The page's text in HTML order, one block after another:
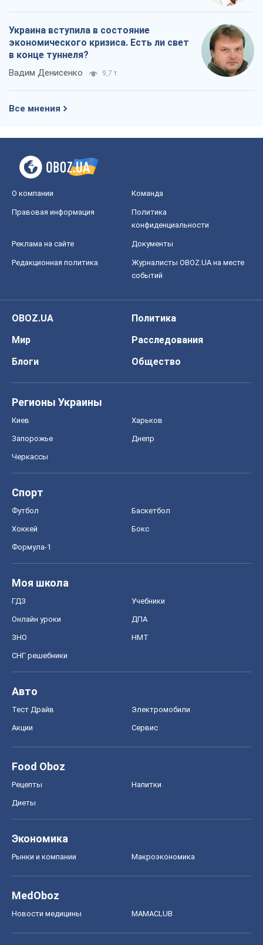
Украина вступила в состояние
экономического кризиса. Есть ли свет
в конце туннеля?
Вадим Денисенко 9,7 т.
Все мнения
О компании Команда
Правовая информация
Политика
конфиденциальности
Реклама на сайте Документы
Редакционная политика
Журналисты OBOZ.UA на месте
событий
OBOZ.UA
Политика
Мир
Расследования
Блоги
Общество
Регионы Украины
Киев Харьков
Запорожье Днепр
Черкассы
Спорт
Футбол Баскетбол
Хоккей Бокс
Формула-1
Моя школа
ГДЗ Учебники
Онлайн уроки ДПА
ЗНО НМТ
СНГ решебники
Авто
Тест Драйв Электромобили
Акции Сервис
Food Oboz
Рецепты Напитки
Диеты
Экономика
Рынки и компании Mакроэкономика
MedOboz
Новости медицины MAMACLUB